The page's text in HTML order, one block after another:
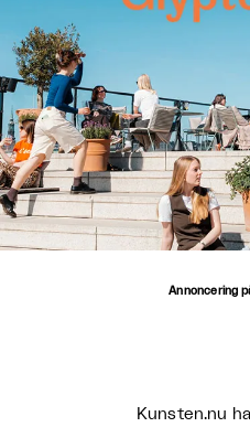
Annoncering
Kunsten.nu